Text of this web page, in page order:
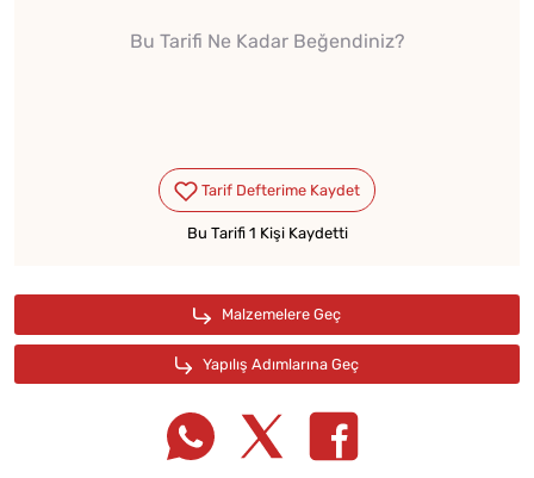
Bu Tarifi Ne Kadar Beğendiniz?
Bu Tarifi 1 Kişi Kaydetti